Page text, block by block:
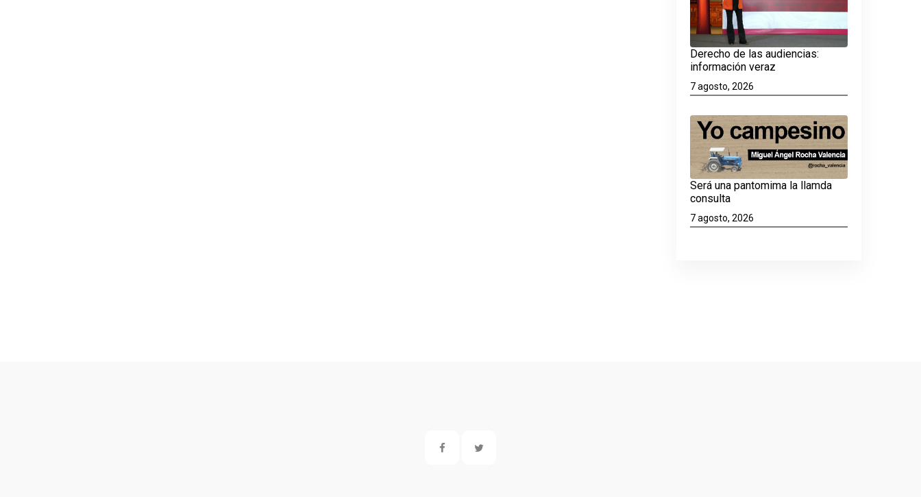
Derecho de las audiencias:
información veraz
7 agosto, 2026
Será una pantomima la llamda
consulta
7 agosto, 2026